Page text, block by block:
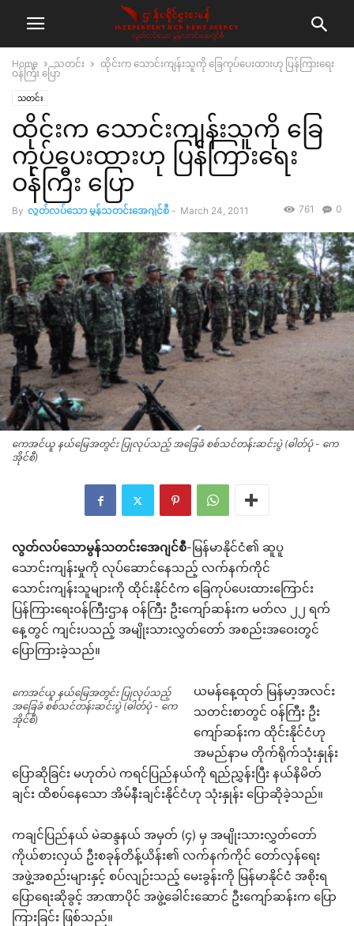
Home သတင်း
ထိုင်းက သောင်းကျန်းသူကို ခြေကုပ်ပေးထားဟု ပြန်ကြားရေး
ဝန်ကြီး ပြော
သတင်း
ထိုင်းက သောင်းကျန်းသူကို ခြေ
ကုပ်ပေးထားဟု ပြန်ကြားရေး
ဝန်ကြီး ပြော
By လွတ်လပ်သော မွန်သတင်းအေဂျင်စီ - March 24, 2011 0
761
ကေအင်ယူ နယ်မြေအတွင်း ပြုလုပ်သည့် အခြေခံ စစ်သင်တန်းဆင်းပွဲ (ဓါတ်ပုံ - ကေ
အိုင်စီ)
လွတ်လပ်သောမွန်သတင်းအေဂျင်စီ-မြန်မာနိုင်ငံ၏ ဆူပူ
သောင်းကျန်းမှုကို လုပ်ဆောင်နေသည့် လက်နက်ကိုင်
သောင်းကျန်းသူများကို ထိုင်းနိုင်ငံက ခြေကုပ်ပေးထားကြောင်း
ပြန်ကြားရေးဝန်ကြီးဌာန ဝန်ကြီး ဦးကျော်ဆန်းက မတ်လ ၂၂ ရက်
နေ့တွင် ကျင်းပသည့် အမျိုးသားလွှတ်တော် အစည်းအဝေးတွင်
ပြောကြားခဲ့သည်။
ကေအင်ယူ နယ်မြေအတွင်း ပြုလုပ်သည့်
အခြေခံ စစ်သင်တန်းဆင်းပွဲ (ဓါတ်ပုံ - ကေ
အိုင်စီ)
ယမန်နေ့ထုတ် မြန်မာ့အလင်း
သတင်းစာတွင် ဝန်ကြီး ဦး
ကျော်ဆန်းက ထိုင်းနိုင်ငံဟု
အမည်နာမ တိုက်ရိုက်သုံးနှုန်း
ပြောဆိုခြင်း မဟုတ်ပဲ ကရင်ပြည်နယ်ကို ရည်ညွှန်းပြီး နယ်နိမိတ်
ချင်း ထိစပ်နေသော အိမ်နီးချင်းနိုင်ငံဟု သုံးနှုန်း ပြောဆိုခဲ့သည်။
ကချင်ပြည်နယ် မဲဆန္ဒနယ် အမှတ် (၄) မှ အမျိုးသားလွှတ်တော်
ကိုယ်စားလှယ် ဦးစခုန်တိန့်ယိန်း၏ လက်နက်ကိုင် တော်လှန်ရေး
အဖွဲ့အစည်းများနှင့် စပ်လျဉ်းသည့် မေးခွန်းကို မြန်မာနိုင်ငံ အစိုးရ
ပြောရေးဆိုခွင့် အာဏာပိုင် အဖွဲ့ခေါင်းဆောင် ဦးကျော်ဆန်းက ပြော
ကြားခြင်း ဖြစ်သည်။